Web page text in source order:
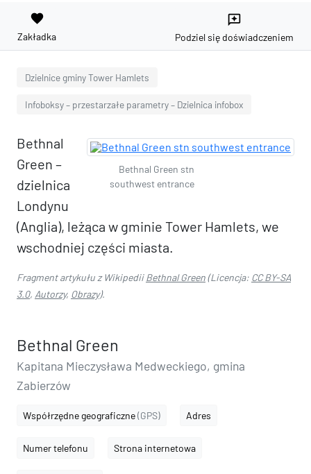
favorite
Zakładka
reviews
Podziel się doświadczeniem
Dzielnice gminy Tower Hamlets
Infoboksy – przestarzałe parametry – Dzielnica infobox
Bethnal Green stn
southwest entrance
Bethnal
Green –
dzielnica
Londynu
(Anglia), leżąca w gminie Tower Hamlets, we
wschodniej części miasta.
Fragment artykułu z WikipediiBethnal Green(Licencja: CC BY-SA
3.0, Autorzy, Obrazy).
Bethnal Green
Kapitana Mieczysława Medweckiego, gmina
Zabierzów
Współrzędne geograficzne(GPS) Adres
Numer telefonu Strona internetowa